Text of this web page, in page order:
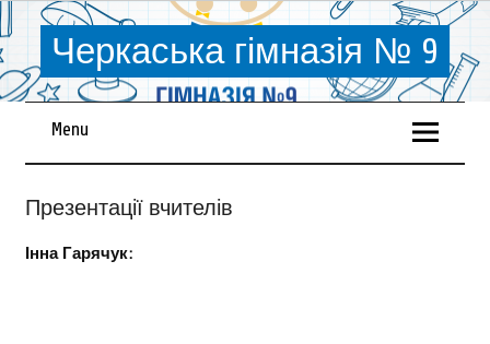
Черкаська гімназія № 9
Menu
Презентації вчителів
Інна Гарячук: